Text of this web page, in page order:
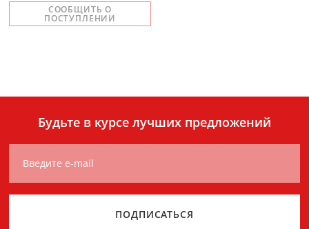
СООБЩИТЬ О
ПОСТУПЛЕНИИ
Будьте в курсе лучших предложений
Введите e-mail
ПОДПИСАТЬСЯ